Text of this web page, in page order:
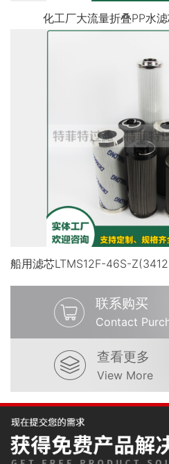
化工厂大流量折叠PP水
联系购买
Contact
查看更多
View More